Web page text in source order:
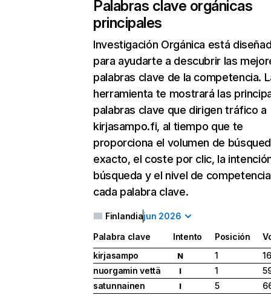
Palabras clave orgánicas
principales
Investigación Orgánica está
para ayudarte a descubrir las
palabras clave de la competencia.
herramienta te mostrará las
palabras clave que dirigen tráfico a
kirjasampo.fi, al tiempo que te
proporciona el volumen de
exacto, el coste por clic, la
búsqueda y el nivel de
cada palabra clave.
Finlandiajun 2026
Palabra clave Intento Posición
kirjasampo
N 1
nuorgamin vettä
I 1
satunnainen
I 5